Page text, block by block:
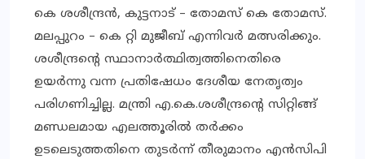
കെ ശശീന്ദ്രൻ, കുട്ടനാട് – തോമസ് കെ തോമസ്.
മലപ്പുറം – കെ റ്റി മുജീബ് എന്നിവർ മത്സരിക്കും.
ശശീന്ദ്രന്റെ സ്ഥാനാർത്ഥിത്വത്തിനെതിരെ
ഉയർന്നു വന്ന പ്രതിഷേധം ദേശീയ നേതൃത്വം
പരിഗണിച്ചില്ല. മന്ത്രി എ.കെ.ശശീന്ദ്രന്റെ സിറ്റിങ്ങ്
മണ്ഡലമായ എലത്തൂരില്‍ തര്‍ക്കം
ഉടലെടുത്തതിനെ തുടര്‍ന്ന് തീരുമാനം എന്‍സിപി